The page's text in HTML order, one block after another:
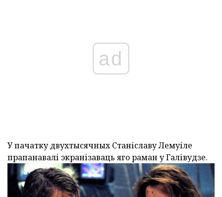
ad
У пачатку двухтысячных Станіславу Лемуіле
прапанавалі экранізаваць яго раман у Галівудзе.